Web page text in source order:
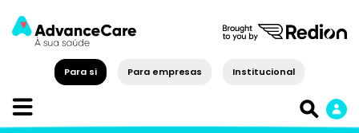
Para si Para empresas Institucional